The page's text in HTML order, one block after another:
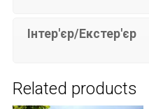
Інтер'єр/Екстер'єр
Related products